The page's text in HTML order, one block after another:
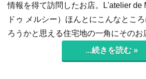
情報を得て訪問したお店。L'atelier de
ドゥ メルシー）ほんとにこんなとこ
ろうかと思える住宅地の一角にそのお
...続きを読む »